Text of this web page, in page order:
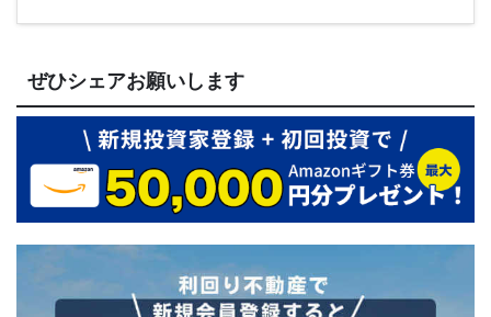
ぜひシェアお願いします